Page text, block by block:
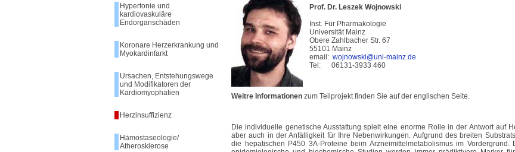
Hypertonie und
kardiovaskuläre
Endorganschäden
Koronare Herzerkrankung und
Myokardinfarkt
Ursachen, Entstehungswege
und Modifikatoren der
Kardiomyophatien
Herzinsuffizienz
Hämostaseologie/
Atherosklerose
Prof. Dr. Leszek Wojnowski
Inst. Für Pharmakologie
Universität Mainz
Obere Zahlbacher Str. 67
55101 Mainz
email: wojnowski@uni-mainz.de
Tel: 06131-3933 460
Weitre Informationen zum Teilprojekt finden Sie auf der englischen Seite.
Die individuelle genetische Ausstattung spielt eine enorme Rolle in der Antwort auf
aber auch in der Anfälligkeit für Ihre Nebenwirkungen. Aufgrund des breiten
die hepatischen P450 3A-Proteine beim Arzneimittelmetabolismus im Vordergrund.